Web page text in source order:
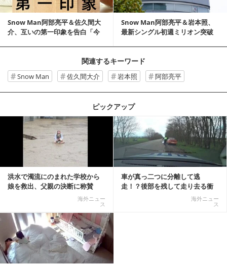
Snow Man阿部亮平＆佐久間大
介、互いの第一印象を告白「今
Snow Man阿部亮平＆岩本照、
最新シングル初週ミリオン突破
関連するキーワード
Snow Man 佐久間大介 岩本照 阿部亮平
ピックアップ
洪水で濁流にのまれた学校から
娘を救出、父親の決断に称賛
続々 一部では「危険...海外ニュー
ス
車が真っ二つに分離して逃
走！？後部を残して走り去る衝
海外ニュー
ス
記事を読む